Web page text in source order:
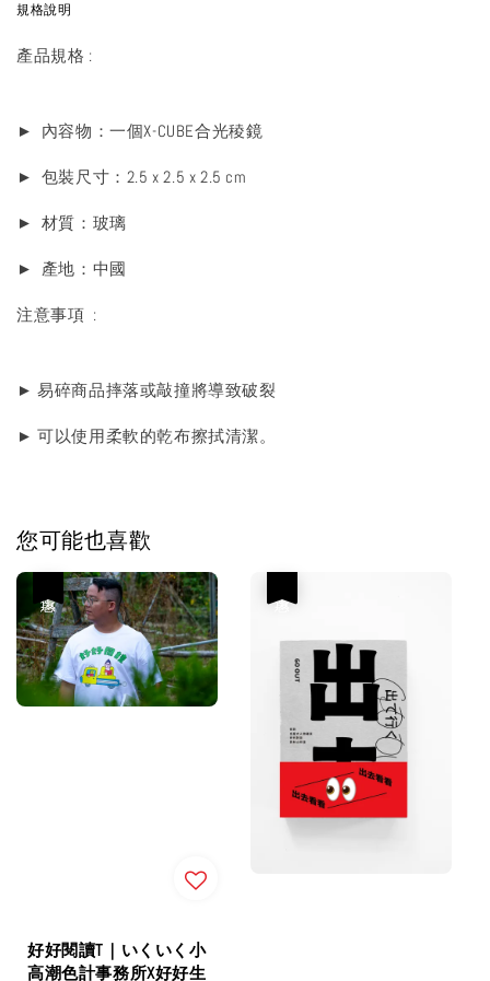
規格說明
產品規格 :
► 內容物：一個X-CUBE合光稜鏡
► 包裝尺寸：2.5 x 2.5 x 2.5 cm
► 材質：玻璃
► 產地：中國
注意事項 :
► 易碎商品摔落或敲撞將導致破裂
► 可以使用柔軟的乾布擦拭清潔。
您可能也喜歡
好好閱讀T｜いくいく小
高潮色計事務所X好好生